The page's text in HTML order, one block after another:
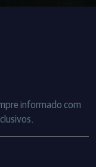
informado com